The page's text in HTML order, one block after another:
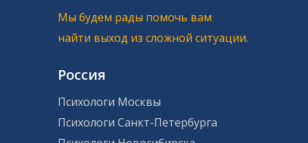
Мы будем рады помочь вам
найти выход из сложной ситуации.
Россия
Психологи Москвы
Психологи Санкт-Петербурга